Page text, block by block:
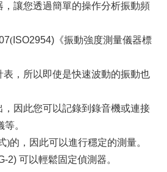
讓您透過簡單的操作分析振動頻
( ISO2954) 《振動強度測量儀器標
表，所以即使是快速波動的振動也
因此您可以記錄到錄音機或連接
。
)的，因此可以進行穩定的測量。
2) 可以輕鬆固定偵測器。